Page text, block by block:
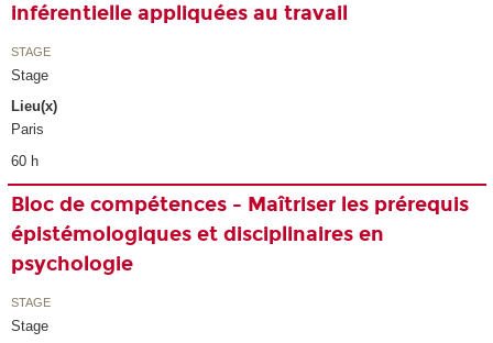
inférentielle appliquées au travail
STAGE
Stage
Lieu(x)
Paris
60 h
Bloc de compétences - Maîtriser les prérequis
épistémologiques et disciplinaires en
psychologie
STAGE
Stage